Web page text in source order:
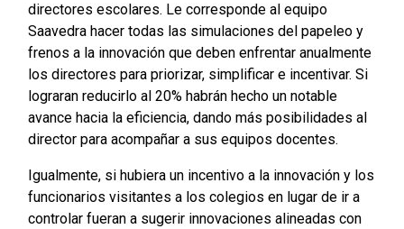
directores escolares. Le corresponde al equipo
Saavedra hacer todas las simulaciones del papeleo y
frenos a la innovación que deben enfrentar anualmente
los directores para priorizar, simplificar e incentivar. Si
lograran reducirlo al 20% habrán hecho un notable
avance hacia la eficiencia, dando más posibilidades al
director para acompañar a sus equipos docentes.
Igualmente, si hubiera un incentivo a la innovación y los
funcionarios visitantes a los colegios en lugar de ir a
controlar fueran a sugerir innovaciones alineadas con